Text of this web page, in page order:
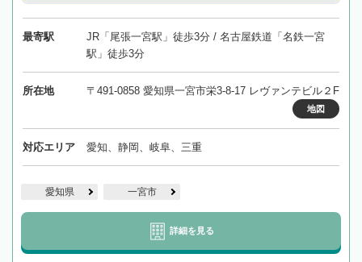
最寄駅
JR「尾張一宮駅」徒歩3分 / 名古屋鉄道「名鉄一宮
駅」徒歩3分
所在地 〒491-0858 愛知県一宮市栄3-8-17 レヴァンテビル２F
地図
対応エリア 愛知、静岡、岐阜、三重
愛知県 一宮市
詳細を見る